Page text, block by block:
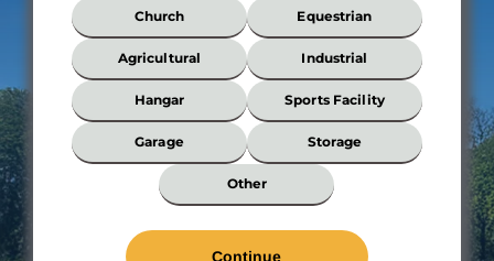
Describes
Your
Building?
Church Equestrian
Agricultural Industrial
Hangar Sports Facility
Garage Storage
Other
*